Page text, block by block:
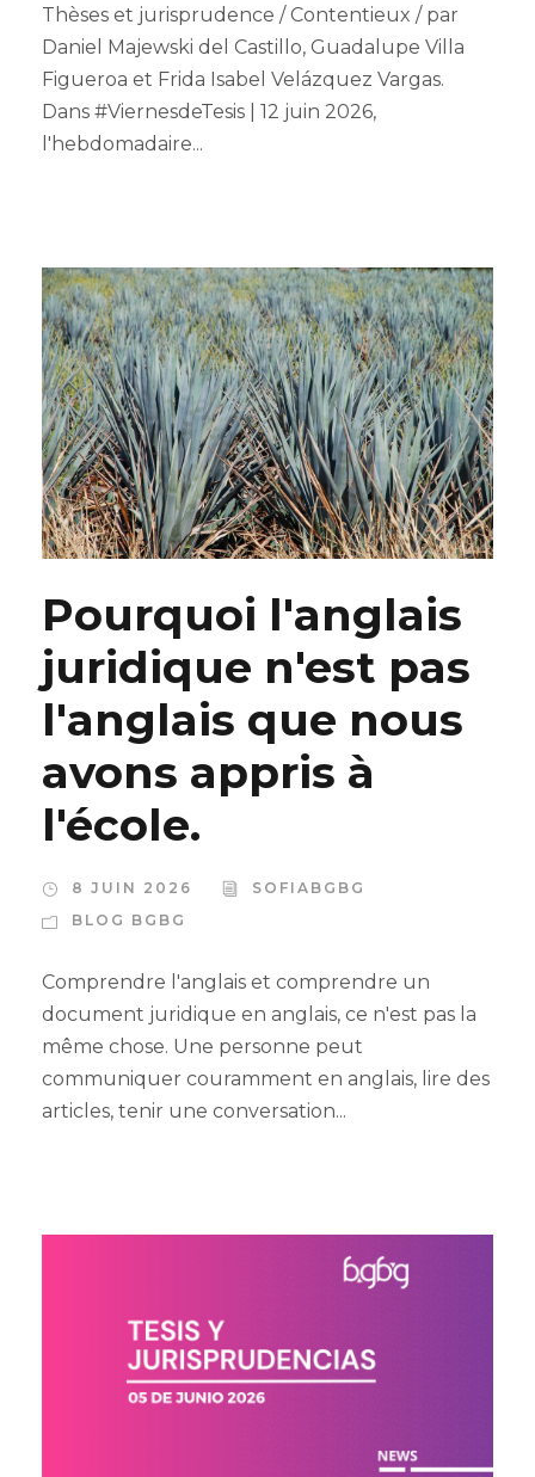
Thèses et jurisprudence / Contentieux / par
Daniel Majewski del Castillo, Guadalupe Villa
Figueroa et Frida Isabel Velázquez Vargas.
Dans #ViernesdeTesis | 12 juin 2026,
l'hebdomadaire...
Pourquoi l'anglais
juridique n'est pas
l'anglais que nous
avons appris à
l'école.
8 JUIN 2026
SOFIABGBG
BLOG BGBG
Comprendre l'anglais et comprendre un
document juridique en anglais, ce n'est pas la
même chose. Une personne peut
communiquer couramment en anglais, lire des
articles, tenir une conversation...